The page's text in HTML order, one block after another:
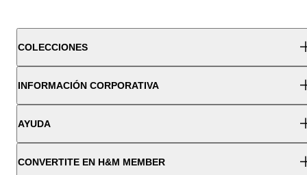
COLECCIONES
INFORMACIÓN CORPORATIVA
AYUDA
CONVERTITE EN H&M MEMBER